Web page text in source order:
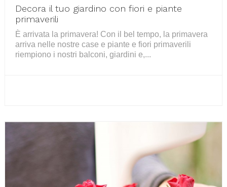
Decora il tuo giardino con fiori e piante
primaverili
È arrivata la primavera! Con il bel tempo, la primavera
arriva nelle nostre case e piante e fiori primaverili
riempiono i nostri balconi, giardini e,...